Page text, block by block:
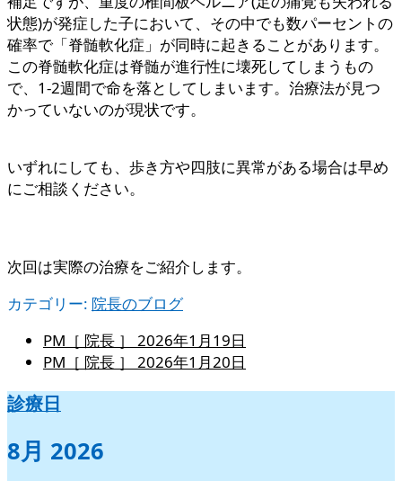
状態)が発症した子において、その中でも数パーセントの
確率で「脊髄軟化症」が同時に起きることがあります。
この脊髄軟化症は脊髄が進行性に壊死してしまうもの
で、1-2週間で命を落としてしまいます。治療法が見つ
かっていないのが現状です。
いずれにしても、歩き方や四肢に異常がある場合は早め
にご相談ください。
次回は実際の治療をご紹介します。
カテゴリー: 院長のブログ
PM［ 院長 ］ 2026年1月19日
PM［ 院長 ］ 2026年1月20日
診療日
8月 2026